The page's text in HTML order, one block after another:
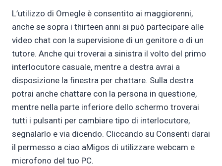
L’utilizzo di Omegle è consentito ai maggiorenni,
anche se sopra i thirteen anni si può partecipare alle
video chat con la supervisione di un genitore o di un
tutore. Anche qui troverai a sinistra il volto del primo
interlocutore casuale, mentre a destra avrai a
disposizione la finestra per chattare. Sulla destra
potrai anche chattare con la persona in questione,
mentre nella parte inferiore dello schermo troverai
tutti i pulsanti per cambiare tipo di interlocutore,
segnalarlo e via dicendo. Cliccando su Consenti darai
il permesso a ciao aMigos di utilizzare webcam e
microfono del tuo PC.